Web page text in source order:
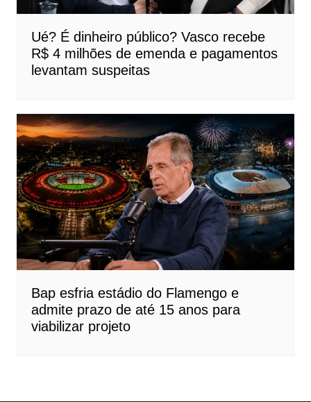
Ué? É dinheiro público? Vasco recebe
R$ 4 milhões de emenda e pagamentos
levantam suspeitas
Bap esfria estádio do Flamengo e
admite prazo de até 15 anos para
viabilizar projeto